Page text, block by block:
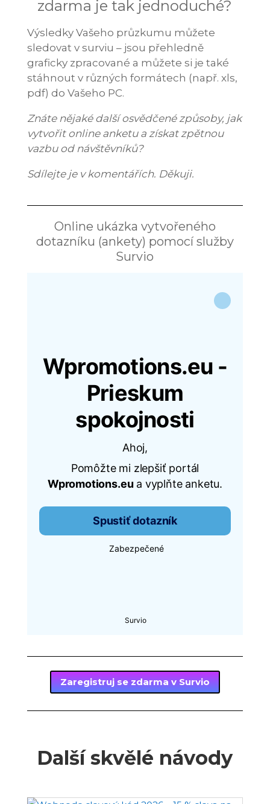
zdarma je tak jednoduché?
Výsledky Vašeho průzkumu můžete
sledovat v surviu – jsou přehledně
graficky zpracované a můžete si je také
stáhnout v různých formátech (např. xls,
pdf) do Vašeho PC.
Znáte nějaké další osvědčené způsoby, jak
vytvořit online anketu a získat zpětnou
vazbu od návštěvníků?
Sdílejte je v komentářích. Děkuji.
Online ukázka vytvořeného
dotazníku (ankety) pomocí služby
Survio
Zaregistruj se zdarma v Survio
Další skvělé návody